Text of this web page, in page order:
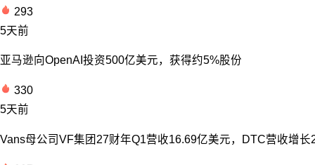
293
5天前
亚马逊向OpenAI投资500亿美元，获得约5%股份
330
5天前
Vans母公司VF集团27财年Q1营收16.69亿美元，DTC营收增长